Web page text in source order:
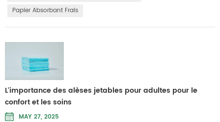
Papier Absorbant Frais
L'importance des alèses jetables pour adultes pour le
confort et les soins
MAY 27, 2025